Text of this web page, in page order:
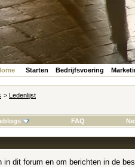
Starten Bedrijfsvoering
> Ledenlijst
FAQ
in dit forum en om berichten in de